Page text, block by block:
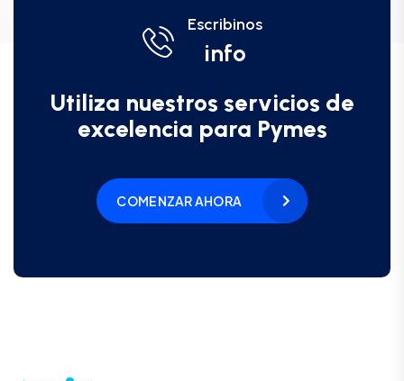
Escribinos
info
Utiliza nuestros servicios de
excelencia para Pymes
COMENZAR AHORA